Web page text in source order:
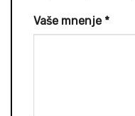
Vaše mnenje *